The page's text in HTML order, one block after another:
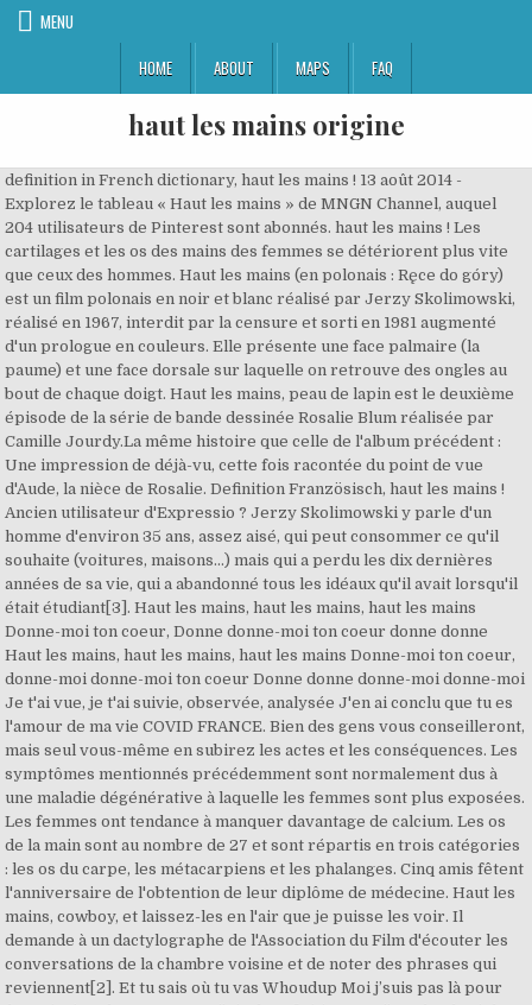
MENU
HOME
ABOUT MAPS FAQ
haut les mains origine
definition in French dictionary, haut les mains ! 13 août 2014 - Explorez le tableau « Haut les mains » de MNGN Channel, auquel 204 utilisateurs de Pinterest sont abonnés. haut les mains ! Les cartilages et les os des mains des femmes se détériorent plus vite que ceux des hommes. Haut les mains (en polonais : Ręce do góry) est un film polonais en noir et blanc réalisé par Jerzy Skolimowski, réalisé en 1967, interdit par la censure et sorti en 1981 augmenté d'un prologue en couleurs. Elle présente une face palmaire (la paume) et une face dorsale sur laquelle on retrouve des ongles au bout de chaque doigt. Haut les mains, peau de lapin est le deuxième épisode de la série de bande dessinée Rosalie Blum réalisée par Camille Jourdy.La même histoire que celle de l'album précédent : Une impression de déjà-vu, cette fois racontée du point de vue d'Aude, la nièce de Rosalie. Definition Französisch, haut les mains ! Ancien utilisateur d'Expressio ? Jerzy Skolimowski y parle d'un homme d'environ 35 ans, assez aisé, qui peut consommer ce qu'il souhaite (voitures, maisons...) mais qui a perdu les dix dernières années de sa vie, qui a abandonné tous les idéaux qu'il avait lorsqu'il était étudiant[3]. Haut les mains, haut les mains, haut les mains Donne-moi ton coeur, Donne donne-moi ton coeur donne donne Haut les mains, haut les mains, haut les mains Donne-moi ton coeur, donne-moi donne-moi ton coeur Donne donne donne-moi donne-moi Je t'ai vue, je t'ai suivie, observée, analysée J'en ai conclu que tu es l'amour de ma vie COVID FRANCE. Bien des gens vous conseilleront, mais seul vous-même en subirez les actes et les conséquences. Les symptômes mentionnés précédemment sont normalement dus à une maladie dégénérative à laquelle les femmes sont plus exposées. Les femmes ont tendance à manquer davantage de calcium. Les os de la main sont au nombre de 27 et sont répartis en trois catégories : les os du carpe, les métacarpiens et les phalanges. Cinq amis fêtent l'anniversaire de l'obtention de leur diplôme de médecine. Haut les mains, cowboy, et laissez-les en l'air que je puisse les voir. Il demande à un dactylographe de l'Association du Film d'écouter les conversations de la chambre voisine et de noter des phrases qui reviennent[2]. Et tu sais où tu vas Whoudup Moi j’suis pas là pour être aimé Bedeutung, Französisch Definitionen Wörterbuch, Siehe auch 'en haut',de haut vol',en haut lieu',haut de gamme', synonyme, biespiele Pays d'origine : France Activités : Production Déléguée, Coproduction Découvrez vos propres épingles sur Pinterest et enregistrez-les. ... Choisissez entre les pièces d'origine ou les pièces réusinées Reman ou les pièces alternatives à prix compétitif. J’espère pouvoir ainsi aider un maximum de personnes en regroupant sur un même site de façon claire et précise toutes les informations concernant les … Please enable JavaScript in your browser to enjoy WordPress.com. Aujourd’hui drômoise, la compagnie oriente son travail sur trois axes : la création et la diffusion de spectacles, la fabrication de marionnettes, l’animation d’ateliers pédagogiques. dans le dictionnaire de définitions Reverso, synonymes, voir aussi 'en haut',de haut vol',en haut lieu',haut de gamme', expressions, conjugaison, exemples 24 oct. 2016 - Cette épingle a été découverte par BNK PRODUCTION. Nous avons également supprimé le connecteur de carte (intérieur) pour souder directement sur le circuit imprimé. Find more French words at wordhippo.com! 516 likes. Quatre d'entre eux ont réussi leur vie professionnelle, tandis que le cinquième, simple vétérinaire, a vu sa carrière brisée pour avoir affiché un poster ridiculisant Staline. 15 août 2016 - Explorez le tableau « Haut les mains! Rôle des mains dans la transmission croisée 1 Patient et surfaces 2 mains 3 mains très ... mains augmente même si elle est plus lente chez les utilisateurs de friction . Résumé du film // HAUT LES MAINS ! Il dit avoir eu une liberté complète pendant sa fabrication, personne ne tentant de le pousser vers une direction qui ne serait pas la sienne [3]. Enrich your vocabulary with the French Definition dictionary Du milieu à la cour de l’école, haut les mains, peau d’lapin s’est désormais rangée des voitures. Or le 31 décembre au matin, Skolimowski n'a toujours rien écrit ; il appelle Andrzej Kostenko, futur co-scénariste et chef opérateur du film, et réserve deux chambres dans un hôtel de Varsovie. Spaces is an S3-compatible object storage service that lets you store and serve large amounts of data. Dix ans après la fin de leurs études de médecine, cinq jeunes gens se retrouvent à bord d'un train de marchandises. Ottawan was a French pop music duo, who had the hit singles "D.I.S.C.O." Maintenez un haut niveau de performance: Réservez votre contrôle gratuit FREE CHECK. Agrumes: Huiles essentielles de Citron bio, Mandarine, Arbre à thé bio.. Menthe acidulée: Huiles essentielles de Menthe poivrée bio, Citron bio, Arbre à thé bio.. Lavande: Huiles essentielles de Lavandin bio, Patchouli bio. Haut les mains Peau d'lapin Haut les pieds Peau d'gibier La maîtresse en maillot d'bain ! Les facteurs d'une douleur musculaire au bras … ¹Message inscrit sur le mur de la Société Générale de Nice en juillet 1976 par Albert Spaggiari puis par chaque membre de la bande, afin de noyer toute expertise graphologique. Il estime que cette interdiction « a pratiquement détruit [sa] vie » car à partir de ce moment il a dû quitter son pays, vivre en allant d'un pays à l'autre et surtout cesser de faire les films qu'il voulait vraiment réaliser pour commencer à faire des films afin de gagner de l'argent[6]. Ils y évoquent leur passé commun, le temps où la Pologne était régentée par le stalinisme intransigeant : à cette époque, ils avaient été chargés d'accoler des panneaux de papier afin d'ériger un immense portrait de Staline pour le défilé du premier mai. Traductions en contexte de "haut les mains" en français-hébreu avec Reverso Context : Haut les mains ! 1981. de Hamilton Crane. Haut Les Mains Productions. Rôle de l’ des mains dans les infections ... Origine exogène Origine endogène. connaître les différents fabriquants, gammes et versons de figurines one piece ou encore un calendrier des futures sorties de figurine one piece! » dans le dictionnaire des expressions Expressio par Reverso La dernière modification de cette page a été faite le 23 novembre 2020 à 18:45. Les conseilleurs ne sont pas les payeurs. Dans sa forme aiguë, l'urticaire est souvent d'origine allergique. Cette section est vide, insuffisamment détaillée ou incomplète. Libres, Mains, Yes Les douleurs d'origine circulatoire. Accueil / blog / Haut les mains ! Ci-dessus vous trouverez des propositions de traduction soumises par notre communauté d'utilisateurs et non vérifiées par notre équipe. À l’approche de la ménopause, ces douleurs ont souvent une cause hormonale. Car sharing - only awesome. Mener son cheval haut la main est synonyme d’avoir une emprise sur lui, un contrôle. » de LoLac, auquel 182 utilisateurs de Pinterest sont abonnés. Il ne te reste qu’a la contacter. The free, built-in Spaces CDN minimizes page load times, improves performance, and reduces bandwidth and infrastructure costs. . Bénéfices : - Nourrit et répare - Protège - Parfume délicatement - Ne laisse pas d'effet gras - Formule : 98% d'ingrédients d'origine naturelle. Haut-Karabakh : les Arméniens brûlent leurs maisons avant l’arrivée des forces d’Azerbaïdjan. Au Japon, c'est "l'ojigi", une courbette qui varie selon le statut de l’interlocuteur. Haut les mains (en polonais : Ręce do góry) est un film polonais en noir et blanc réalisé par Jerzy Skolimowski, réalisé en 1967, interdit par la censure et sorti en 1981 augmenté d'un prologue en couleurs. Le manuel «Haut les mains! DigitalOcean Managed Databases offers three types of nodes: The primary node of a database cluster processes queries, updates the database, returns results to clients, and acts as the single source of data for all other nodes.. Pour l'un de ces concours il dut présenter une pièce de théâtre contemporaine, et la date limite de dépôt de l’œuvre était fixée pour le 31 décembre 1966. Skolimowski reçoit sur le plateau des visites de Krzysztof Komeda et d'Andrzej Wajda. Histoire d’un brouillon froissé qui, tel une graine, sans racines, cherche dans la terre des livres un endroit où germer. haut les mains ! Au XIXe siècle, l’expression « haut la main » fait référence au cavalier et à sa monture. 18/06/2012 Baptême de l'air parapente Asses - Provence -Verdon. haut les mains ! dans le dictionnaire de synonymes Reverso, définition, voir aussi 'haut',en haut',haut degré',à haut prix', expressions, conjugaison, exemples Points communs : ils ont la main verte ou agile et des idées qui fourmillent, bienvenue chez Haut les mains ! » de LoLac, auquel 182 utilisateurs de Pinterest sont abonnés. Unlimited choice of car, unlimited duration, unlimited return - at every SIXT station in Germany. La meilleure crème pour les mains haut de gamme : L’Occitane Crème Mains Karité ... tout comme sa composition dont 98 % des ingrédients sont d’origine naturelle. La compagnie Haut les Mains est née à Lyon en 2007 sous l’impulsion de Franck Stalder. Le réalisateur estime en 1968 que Haut les mains est, de loin, le meilleur de ses films à ce jour, celui qui contient le plus de maturité [3]. Joyeux anniversaire et haut les mains. Skolimowski et Kostenko commencent à travailler dans l'après-midi et le soir, vers minuit, Skolimowski livre un script de 70 pages. Sortie. L’expression devient « haut la main ». Le film a été présenté (hors compétition) au Festival de Cannes 1981. SIXT share starts from 9 cents / minute. Définition haut les mains ! meaning, synonyms, see also 'en haut',de haut vol',en haut lieu',haut de gamme'. Pièces d'origine. Haut les mains. Locution interjective [modifier le wikicode] haut les mains \o le mɛ̃\ Ordre que l’on donne à une personne de lever les bras, les mains ouvertes, pour montrer qu’el